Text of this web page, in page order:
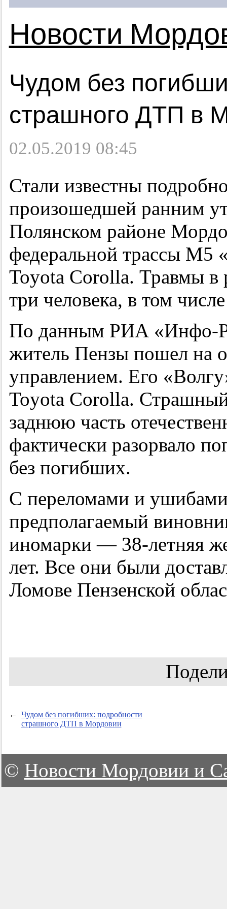
Новости
Чудом без
страшного ДТП в
02.05.2019 08:45
Стали известны
произошедшей ранним
Полянском районе
федеральной трассы М5
Toyota Corolla. Травмы в
три человека, в том
По данным РИА «Инфо-
житель Пензы пошел на
управлением. Его
Toyota Corolla.
заднюю часть
фактически разорвало
без погибших.
С переломами и
предполагаемый
иномарки — 38-летняя
лет. Все они были
Ломове Пензенской
←
Чудом без погибших: подробности
страшного ДТП в Мордовии
© Новости Мордовии и